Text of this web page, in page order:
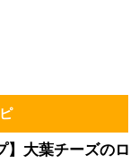
】大葉チーズのロ